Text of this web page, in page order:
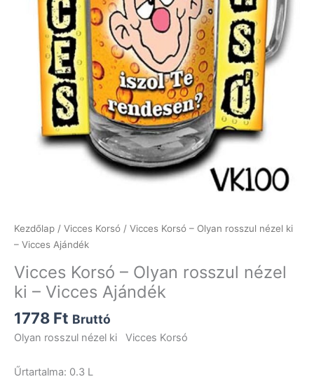
Kezdőlap / Vicces Korsó / Vicces Korsó – Olyan rosszul nézel ki
– Vicces Ajándék
Vicces Korsó – Olyan rosszul nézel
ki – Vicces Ajándék
1778 Ft Bruttó
Olyan rosszul nézel ki Vicces Korsó
Űrtartalma: 0.3 L